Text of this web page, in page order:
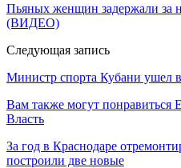
Пьяных женщин задержали за
(ВИДЕО)
Следующая запись
Министр спорта Кубани ушел в
Вам также могут понравиться
Власть
За год в Краснодаре
построили две новые